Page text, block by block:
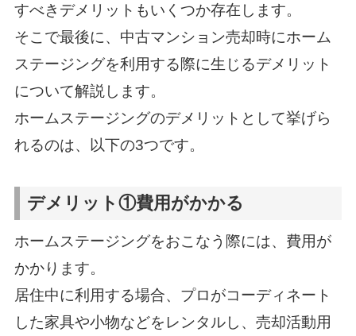
すべきデメリットもいくつか存在します。
そこで最後に、中古マンション売却時にホーム
ステージングを利用する際に生じるデメリット
について解説します。
ホームステージングのデメリットとして挙げら
れるのは、以下の3つです。
デメリット①費用がかかる
ホームステージングをおこなう際には、費用が
かかります。
居住中に利用する場合、プロがコーディネート
した家具や小物などをレンタルし、売却活動用